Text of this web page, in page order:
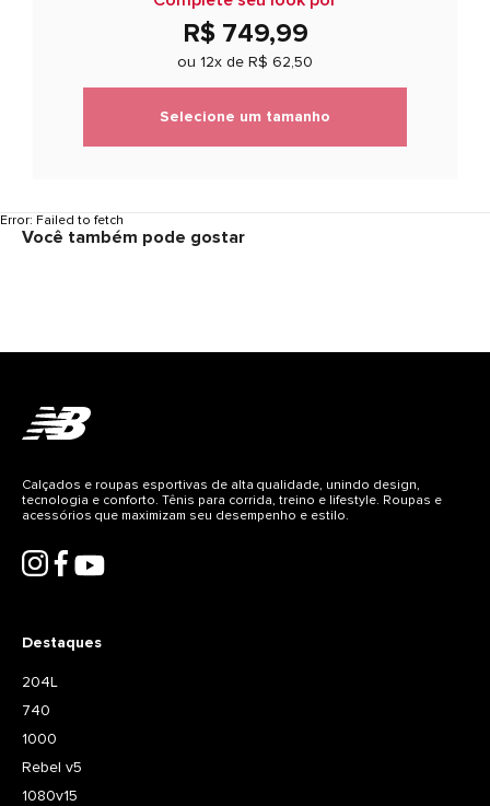
R$ 749,99
ou 12x de R$ 62,50
Selecione um tamanho
Error: Failed to fetch
Você também pode gostar
Destaques
204L
740
1000
Rebel v5
1080v15
Calçados e roupas esportivas de alta qualidade, unindo design,
tecnologia e conforto. Tênis para corrida, treino e lifestyle. Roupas e
acessórios que maximizam seu desempenho e estilo.